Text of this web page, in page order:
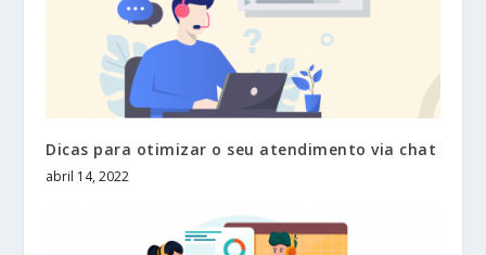
Dicas para otimizar o seu atendimento via chat
abril 14, 2022